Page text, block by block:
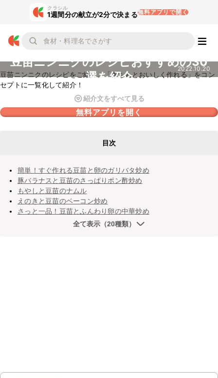
クラシル
1週間分の献立が2分で決まる無料アプリで開く
豆苗ニンニクのレシピおすすめの30
選を紹介
2022.10.20
豆苗ニンニクのレシピをご紹介。「きちんとおいしく作れる」をコン
セプトに一覧化して紹介！
紹介文をすべて見る
無料アプリを開く
目次
簡単！すぐ作れる豆苗と卵のガリバタ炒め
豚バラナスと豆苗のさっぱりポン酢炒め
もやしと豆苗のナムル
えのきと豆苗のベーコン炒め
さっと一品！豆苗とふんわり卵の中華炒め
全て表示（20種類）